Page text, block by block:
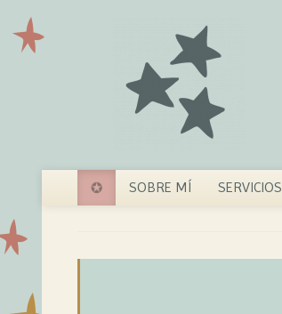
✪ SOBRE MÍ SERVICIOS